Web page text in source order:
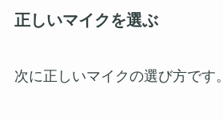
正しいマイクを選ぶ
次に正しいマイクの選び方です。